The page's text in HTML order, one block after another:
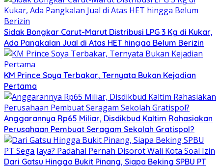
Sidak Bongkar Carut-Marut Distribusi LPG 3 Kg di Kukar,
Ada Pangkalan Jual di Atas HET hingga Belum Berizin
KM Prince Soya Terbakar, Ternyata Bukan Kejadian
Pertama
Anggarannya Rp65 Miliar, Disdikbud Kaltim Rahasiakan
Perusahaan Pembuat Seragam Sekolah Gratispol?
Dari Gatsu Hingga Bukit Pinang, Siapa Beking SPBU PT